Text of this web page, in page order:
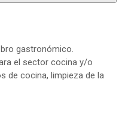
gastronómico.
el sector cocina y/o
de cocina, limpieza de la